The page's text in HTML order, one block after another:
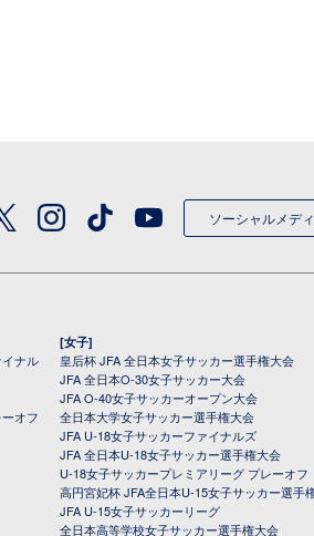
ソーシャルメデ
ナル
オフ
[女子]
皇后杯 JFA 全日本女子サッカー選手権大会
JFA 全日本O-30女子サッカー大会
JFA O-40女子サッカーオープン大会
全日本大学女子サッカー選手権大会
JFA U-18女子サッカーファイナルズ
JFA 全日本U-18女子サッカー選手権大会
U-18女子サッカープレミアリーグ プレーオフ
高円宮妃杯 JFA全日本U-15女子サッカー選手
JFA U-15女子サッカーリーグ
全日本高等学校女子サッカー選手権大会